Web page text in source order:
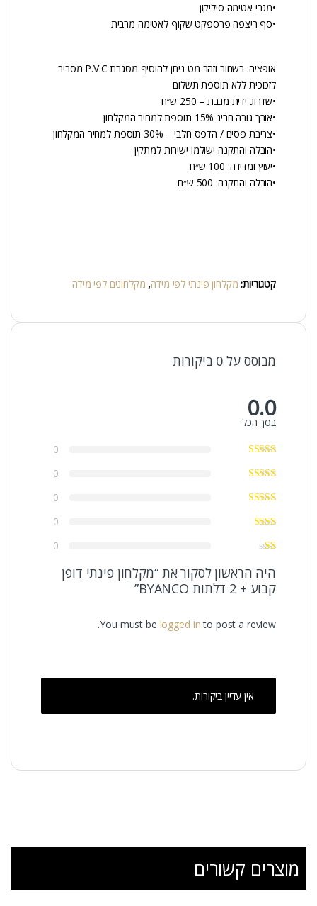
•מגבי אטימה סיליקון
•סף ריצפה פרספקט שקוף לאטימה מרבית
אופציה: בשחור וזהב מט ניתן להוסיף מסגרת P.V.C מסביב
לזכוכית ללא תוספת תשלום
•שדרוג ידית מגבת – 250 ש״ח
•אורך גובה חריג 15% תוספת למחיר המקלחון
•צריבת פסים / הדפס חלבי – 30% תוספת למחיר המקלחון
•הובלה והתקנה ישולמו ישירות למתקין
•יעוץ ומדידה: 100 ש״ח
•הובלה והתקנה: 500 ש״ח
קטגוריות: מקלחון פינתי לפי מידה, מקלחונים לפי מידה
מבוסס על 0 ביקורות
0.0
בסך הכל
0
0
0
0
0
היה הראשון לסקור את “מקלחון פינתי דופן
קבוע + 2 דלתות BYANCO”
You must be logged into post a review.
אין עדיין ביקורות.
מוצרים קשורים